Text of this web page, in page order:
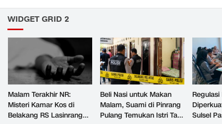
WIDGET GRID 2
Malam Terakhir NR:
Misteri Kamar Kos di
Belakang RS Lasinrang
Beli Nasi untuk Makan
Malam, Suami di Pinrang
Pulang Temukan Istri Tak
Sulsel